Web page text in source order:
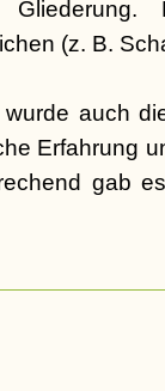
(z. B.
auch
Erfahrung
gab